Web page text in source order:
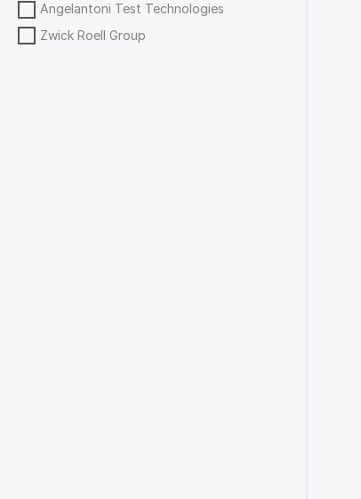
Angelantoni Test Technologies
Zwick Roell Group